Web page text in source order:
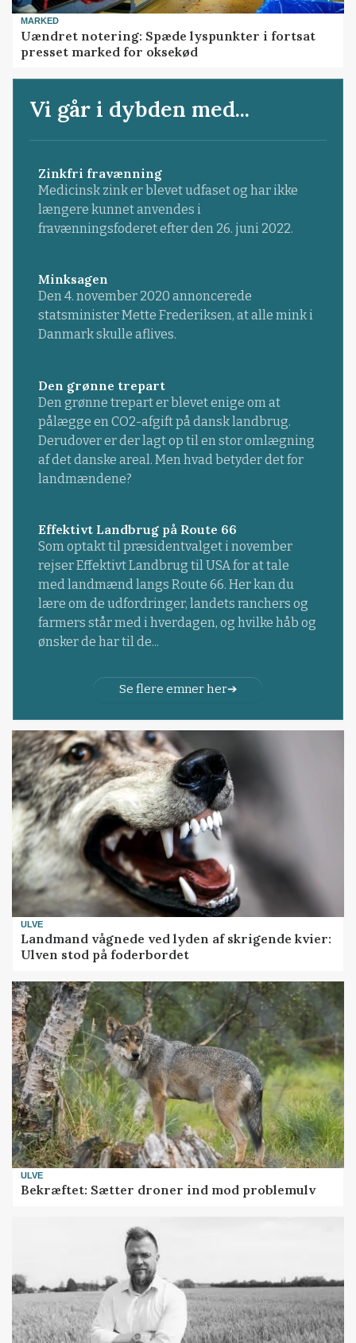
MARKED
Uændret notering: Spæde lyspunkter i fortsat
presset marked for oksekød
Vi går i dybden med...
Zinkfri fravænning
Medicinsk zink er blevet udfaset og har ikke
længere kunnet anvendes i
fravænningsfoderet efter den 26. juni 2022.
Minksagen
Den 4. november 2020 annoncerede
statsminister Mette Frederiksen, at alle mink i
Danmark skulle aflives.
Den grønne trepart
Den grønne trepart er blevet enige om at
pålægge en CO2-afgift på dansk landbrug.
Derudover er der lagt op til en stor omlægning
af det danske areal. Men hvad betyder det for
landmændene?
Effektivt Landbrug på Route 66
Som optakt til præsidentvalget i november
rejser Effektivt Landbrug til USA for at tale
med landmænd langs Route 66. Her kan du
lære om de udfordringer, landets ranchers og
farmers står med i hverdagen, og hvilke håb og
ønsker de har til de...
Se flere emner her
ULVE
Landmand vågnede ved lyden af skrigende kvier:
Ulven stod på foderbordet
ULVE
Bekræftet: Sætter droner ind mod problemulv